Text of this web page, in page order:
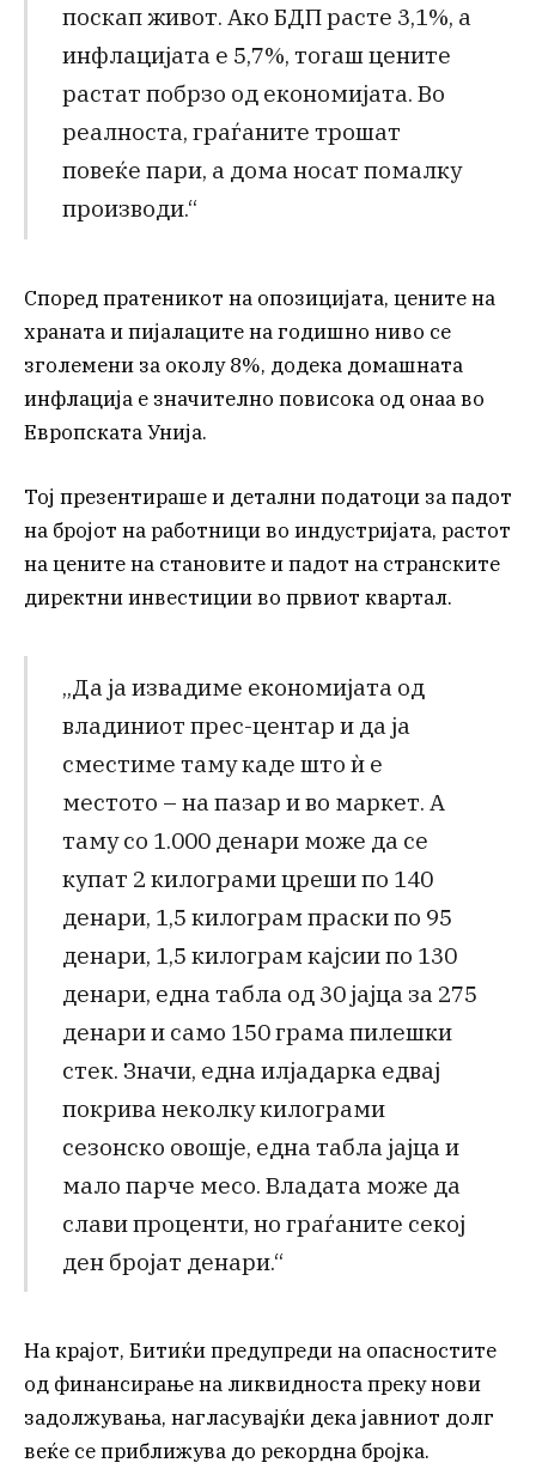
поскап живот. Ако БДП расте 3,1%, а
инфлацијата е 5,7%, тогаш цените
растат побрзо од економијата. Во
реалноста, граѓаните трошат
повеќе пари, а дома носат помалку
производи.“
Според пратеникот на опозицијата, цените на
храната и пијалаците на годишно ниво се
зголемени за околу 8%, додека домашната
инфлација е значително повисока од онаа во
Европската Унија.
Тој презентираше и детални податоци за падот
на бројот на работници во индустријата, растот
на цените на становите и падот на странските
директни инвестиции во првиот квартал.
„Да ја извадиме економијата од
владиниот прес-центар и да ја
сместиме таму каде што ѝ е
местото – на пазар и во маркет. А
таму со 1.000 денари може да се
купат 2 килограми цреши по 140
денари, 1,5 килограм праски по 95
денари, 1,5 килограм кајсии по 130
денари, една табла од 30 јајца за 275
денари и само 150 грама пилешки
стек. Значи, една илјадарка едвај
покрива неколку килограми
сезонско овошје, една табла јајца и
мало парче месо. Владата може да
слави проценти, но граѓаните секој
ден бројат денари.“
На крајот, Битиќи предупреди на опасностите
од финансирање на ликвидноста преку нови
задолжувања, нагласувајќи дека јавниот долг
веќе се приближува до рекордна бројка.